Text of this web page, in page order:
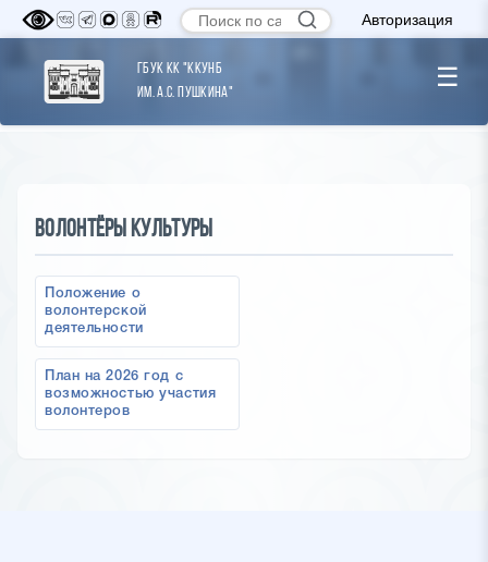
Авторизация
ГБУК КК "ККУНБ
им. А.С. Пушкина"
☰
Волонтёры Культуры
Положение о
волонтерской
деятельности
План на 2026 год с
возможностью участия
волонтеров